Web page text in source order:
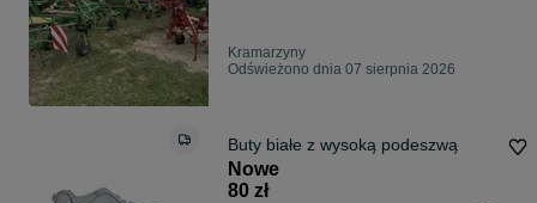
Kramarzyny
Odświeżono dnia 07 sierpnia 2026
Buty białe z wysoką podeszwą
Nowe
80 zł